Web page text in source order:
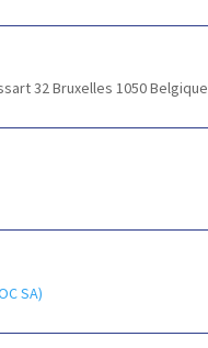
32Bruxelles 1050Belgique
SA)